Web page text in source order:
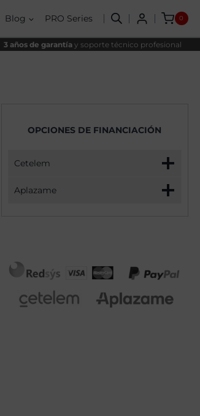
Blog PRO Series 0
3 años de garantía y soporte técnico profesional
OPCIONES DE FINANCIACIÓN
Cetelem
Aplazame
7
32GB,
1TB
Pro